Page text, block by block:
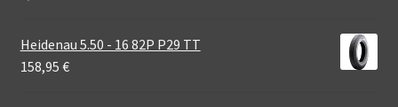
Heidenau 5.50 - 16 82P P29 TT
158,95 €